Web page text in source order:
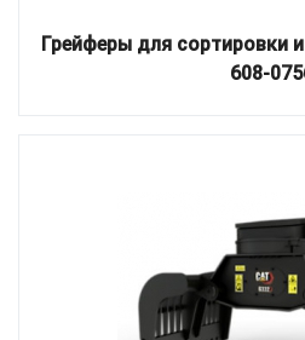
Грейферы для сортировки
608-